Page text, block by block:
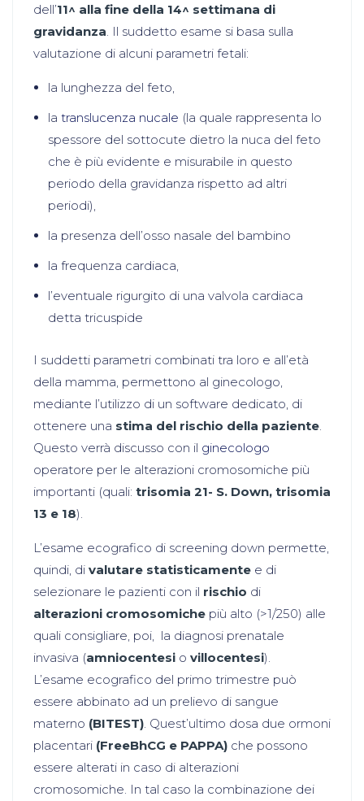
dell’11^ alla fine della 14^ settimana di
gravidanza. Il suddetto esame si basa sulla
valutazione di alcuni parametri fetali:
la lunghezza del feto,
la translucenza nucale (la quale rappresenta lo
spessore del sottocute dietro la nuca del feto
che è più evidente e misurabile in questo
periodo della gravidanza rispetto ad altri
periodi),
la presenza dell’osso nasale del bambino
la frequenza cardiaca,
l’eventuale rigurgito di una valvola cardiaca
detta tricuspide
I suddetti parametri combinati tra loro e all’età
della mamma, permettono al ginecologo,
mediante l’utilizzo di un software dedicato, di
ottenere una stima del rischio della paziente.
Questo verrà discusso con il ginecologo
operatore per le alterazioni cromosomiche più
importanti (quali: trisomia 21- S. Down, trisomia
13 e 18).
L’esame ecografico di screening down permette,
quindi, di valutare statisticamente e di
selezionare le pazienti con il rischio di
alterazioni cromosomiche più alto (>1/250) alle
quali consigliare, poi, la diagnosi prenatale
invasiva (amniocentesi o villocentesi).
L’esame ecografico del primo trimestre può
essere abbinato ad un prelievo di sangue
materno (BITEST). Quest’ultimo dosa due ormoni
placentari (FreeBhCG e PAPPA) che possono
essere alterati in caso di alterazioni
cromosomiche. In tal caso la combinazione dei